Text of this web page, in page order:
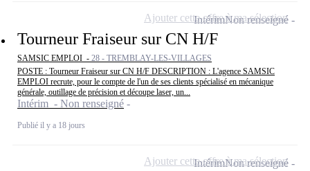
Tourneur Fraiseur sur CN H/F
SAMSIC EMPLOI - 28 - TREMBLAY-LES-VILLAGES
POSTE : Tourneur Fraiseur sur CN H/F DESCRIPTION : L'agence SAMSIC
EMPLOI recrute, pour le compte de l'un de ses clients spécialisé en mécanique
générale, outillage de précision et découpe laser, un...
Intérim - Non renseigné
Publié il y a 18 jours
IntérimNon renseigné
Ajouter cette offre à ma sélection
IntérimNon renseigné
Ajouter cette offre à ma sélection